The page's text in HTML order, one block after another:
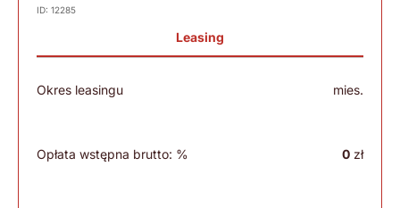
ID: 12285
Leasing
Okres leasingu mies.
Opłata wstępna brutto: % 0 zł